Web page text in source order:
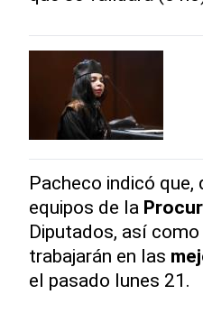
Pacheco indicó
equipos de la
Diputados, así
trabajarán en las
el pasado lunes 21.